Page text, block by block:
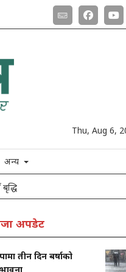
Thu, Aug 6,
अन्य
अपडेट
तीन दिन बर्षाको